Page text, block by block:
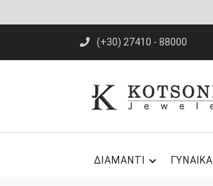
(+30) 27410 - 88000
ΔΙΑΜΑΝΤΙ ΓΥΝΑΙΚΑ